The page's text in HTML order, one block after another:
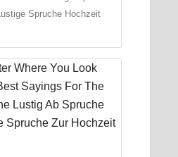
Spruche Hochzeit